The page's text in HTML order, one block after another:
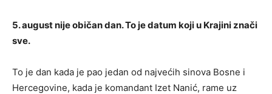
5. august nije običan dan. To je datum koji u Krajini znači
sve.
To je dan kada je pao jedan od najvećih sinova Bosne i
Hercegovine, kada je komandant Izet Nanić, rame uz